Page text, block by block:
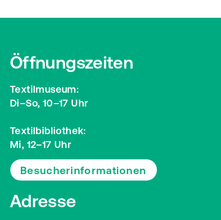
Öffnungszeiten
Textilmuseum:
Di–So, 10–17 Uhr
Textilbibliothek:
Mi, 12–17 Uhr
Besucherinformationen
Adresse